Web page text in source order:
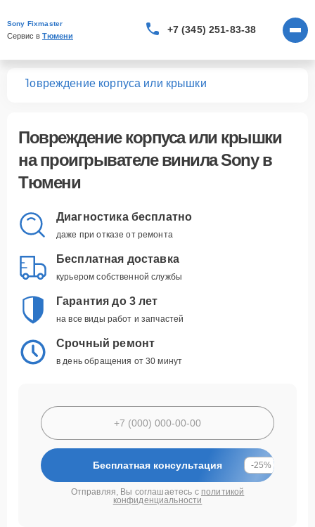
Sony Fixmaster
Сервис в Тюмени
+7 (345) 251-83-38
Повреждение корпуса или крышки
Повреждение корпуса или крышки
на проигрывателе винила Sony в
Тюмени
Диагностика бесплатно
даже при отказе от ремонта
Бесплатная доставка
курьером собственной службы
Гарантия до 3 лет
на все виды работ и запчастей
Срочный ремонт
в день обращения от 30 минут
Бесплатная консультация -25%
Отправляя, Вы соглашаетесь с политикой
конфиденциальности